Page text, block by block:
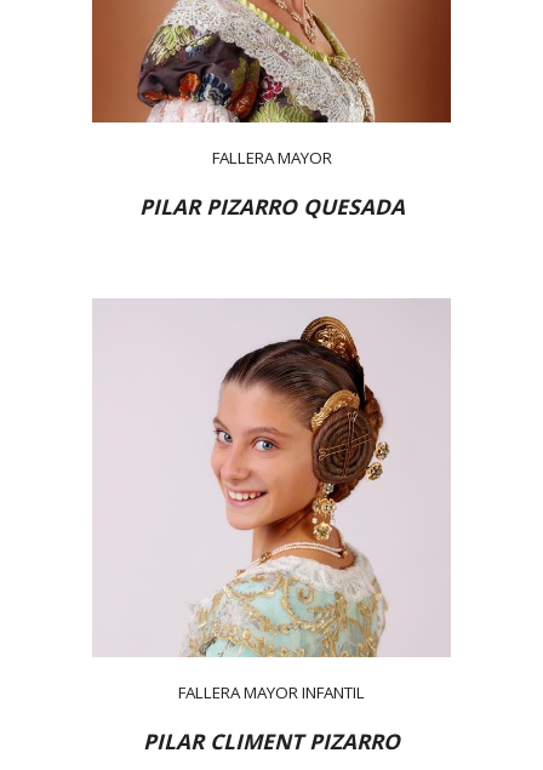
FALLERA MAYOR
PILAR PIZARRO QUESADA
FALLERA MAYOR INFANTIL
PILAR CLIMENT PIZARRO